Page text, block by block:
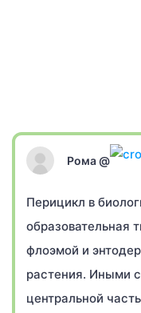
Рома @
Перицикл в
образовательная
флоэмой и
растения. Иными
центральной